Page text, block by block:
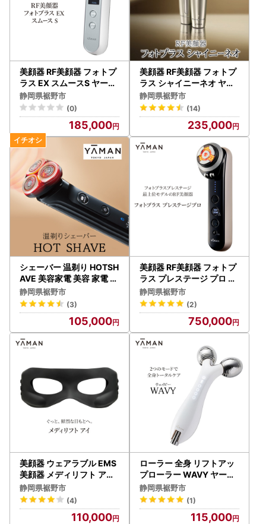
美顔器 RF美顔器 フォトプ
ラス EX スムースS ヤーマ
ン 美容 家電 多機能 敏感肌
静岡県裾野市
(0)
185,000
美顔器 RF美顔器 フォトプ
ラス シャイニーネオ ヤー
マン 美容家電 美容 スキン
ケア
静岡県裾野市
(14)
235,000
シェーバー 温剃り HOTSH
AVE 美容家電 美容 家電 髭
剃り スキンケア メンズ 防
水
静岡県裾野市
(3)
105,000
美顔器 RF美顔器 フォトプ
ラス プレステージ プロ 美
容家電 美容 家電 スキンケ
ア
静岡県裾野市
(2)
750,000
美顔器 ウェアラブル EMS
美顔器 メディリフト アイ
ヤーマン 美容家電 美容 家
電
静岡県裾野市
(4)
110,000
ローラー 全身 リフトアッ
プローラー WAVY ヤーマ
ン 美容家電 美容 家電 スキ
ンケア
静岡県裾野市
(1)
115,000